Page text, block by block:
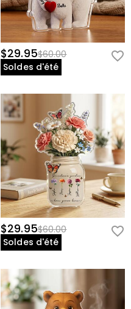
$29.95$60.00
Soldes d'été
$29.95$60.00
Soldes d'été